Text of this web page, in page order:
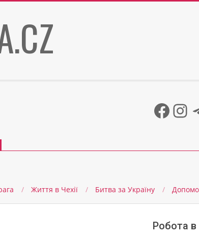
Життя в Чеxії Битва за Україну
Робота в